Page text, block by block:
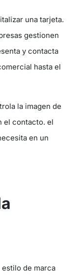
una tarjeta.
gestionen
y contacta
hasta el
la imagen de
el contacto. el
en un
de marca